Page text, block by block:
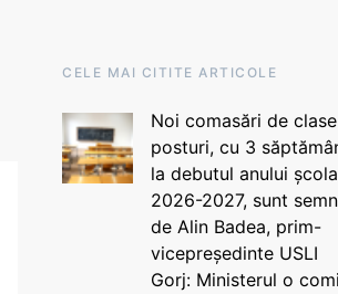
CELE MAI CITITE ARTICOLE
Noi comasări de
posturi, cu 3
la debutul anului
2026-2027, sunt
de Alin Badea, prim-
vicepreședinte USLI
Gorj: Ministerul o